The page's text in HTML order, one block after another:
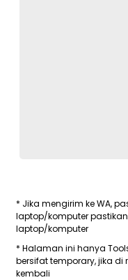
* Jika mengirim ke WA,
laptop/komputer
laptop/komputer
* Halaman ini hanya
bersifat temporary, jika
kembali